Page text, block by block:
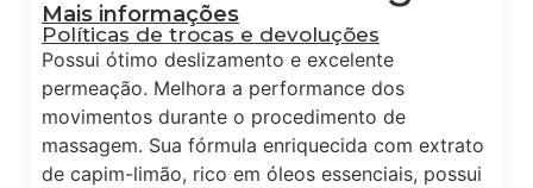
Mais informações
Políticas de trocas e devoluções
Possui ótimo deslizamento e excelente
permeação. Melhora a performance dos
movimentos durante o procedimento de
massagem. Sua fórmula enriquecida com extrato
de capim-limão, rico em óleos essenciais, possui